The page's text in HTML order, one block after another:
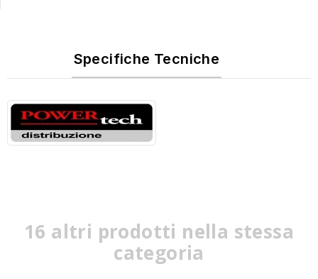
Specifiche Tecniche
16 altri prodotti nella stessa
categoria